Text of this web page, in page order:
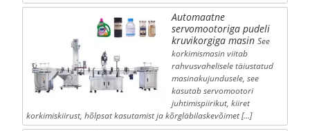
Automaatne
servomootoriga pudeli
kruvikorgiga masin See
korkimismasin viitab
rahvusvahelisele täiustatud
masinakujundusele, see
kasutab servomootori
juhtimispiirikut, kiiret
korkimiskiirust, hõlpsat kasutamist ja kõrgläbilaskevõimet […]